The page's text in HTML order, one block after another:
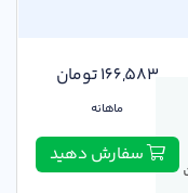
166,583 تومان
ماهانه
سفارش دهید